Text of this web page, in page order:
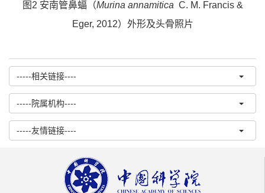
图2 安南管鼻蝠（Murina annamitica C. M. Francis &
Eger, 2012）外形及头骨照片
-----相关链接----
-----院属机构----
-----友情链接----